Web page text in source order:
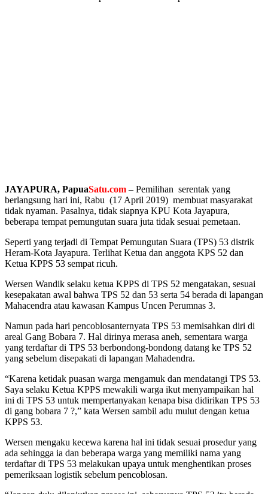
JAYAPURA, PapuaSatu.com – Pemilihan serentak yang
berlangsung hari ini, Rabu (17 April 2019) membuat masyarakat
tidak nyaman. Pasalnya, tidak siapnya KPU Kota Jayapura,
beberapa tempat pemungutan suara juta tidak sesuai pemetaan.
Seperti yang terjadi di Tempat Pemungutan Suara (TPS) 53 distrik
Heram-Kota Jayapura. Terlihat Ketua dan anggota KPS 52 dan
Ketua KPPS 53 sempat ricuh.
Wersen Wandik selaku ketua KPPS di TPS 52 mengatakan, sesuai
kesepakatan awal bahwa TPS 52 dan 53 serta 54 berada di lapangan
Mahacendra atau kawasan Kampus Uncen Perumnas 3.
Namun pada hari pencoblosanternyata TPS 53 memisahkan diri di
areal Gang Bobara 7. Hal dirinya merasa aneh, sementara warga
yang terdaftar di TPS 53 berbondong-bondong datang ke TPS 52
yang sebelum disepakati di lapangan Mahadendra.
“Karena ketidak puasan warga mengamuk dan mendatangi TPS 53.
Saya selaku Ketua KPPS mewakili warga ikut menyampaikan hal
ini di TPS 53 untuk mempertanyakan kenapa bisa didirikan TPS 53
di gang bobara 7 ?,” kata Wersen sambil adu mulut dengan ketua
KPPS 53.
Wersen mengaku kecewa karena hal ini tidak sesuai prosedur yang
ada sehingga ia dan beberapa warga yang memiliki nama yang
terdaftar di TPS 53 melakukan upaya untuk menghentikan proses
pemeriksaan logistik sebelum pencoblosan.